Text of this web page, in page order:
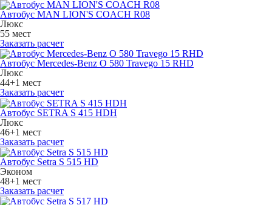
Автобус MAN LION'S COACH R08
Люкс
55 мест
Заказать расчет
Автобус Mercedes-Benz O 580 Travego 15 RHD
Люкс
44+1 мест
Заказать расчет
Автобус SETRA S 415 HDH
Люкс
46+1 мест
Заказать расчет
Автобус Setra S 515 HD
Эконом
48+1 мест
Заказать расчет